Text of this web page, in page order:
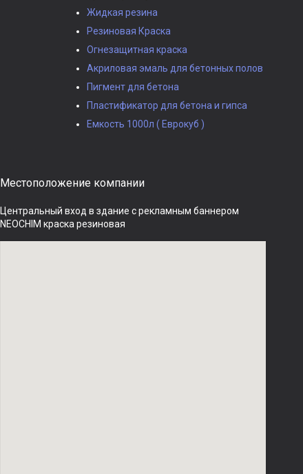
Жидкая резина
Резиновая Краска
Огнезащитная краска
Акриловая эмаль для бетонных полов
Пигмент для бетона
Пластификатор для бетона и гипса
Емкость 1000л ( Еврокуб )
Местоположение компании
Центральный вход в здание с рекламным баннером
NEOCHIM краска резиновая